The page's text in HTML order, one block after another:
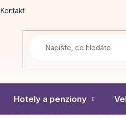
Kontakt
Hotely a penziony